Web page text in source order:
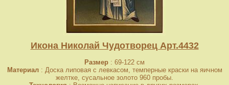
Икона Николай Чудотворец Арт.4432
Размер : 69-122 см
Материал: Доска липовая с левкасом, темперные краски на яичном
желтке, сусальное золото 960 пробы.